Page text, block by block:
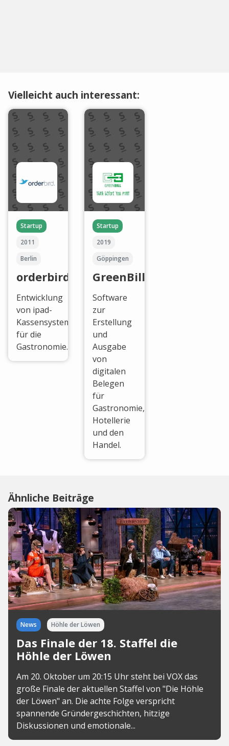
Vielleicht auch interessant:
Startup
2011
Berlin
orderbird
Entwicklung
von ipad-
Kassensystemen
für die
Gastronomie.
Startup
2019
Göppingen
GreenBill
Software
zur
Erstellung
und
Ausgabe
von
digitalen
Belegen
für
Gastronomie,
Hotellerie
und den
Handel.
Ähnliche Beiträge
News Höhle der Löwen
Das Finale der 18. Staffel die
Höhle der Löwen
Am 20. Oktober um 20:15 Uhr steht bei VOX das
große Finale der aktuellen Staffel von "Die Höhle
der Löwen" an. Die achte Folge verspricht
spannende Gründergeschichten, hitzige
Diskussionen und emotionale...